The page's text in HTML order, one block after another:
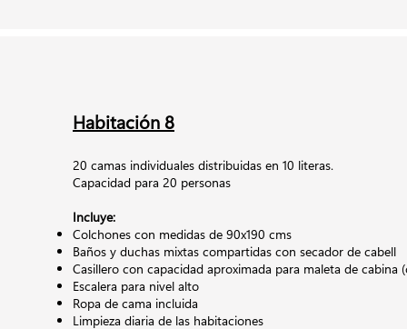
Habitación 8
20 camas individuales distribuidas en 10 literas.
Capacidad para 20 personas
Incluye:
Colchones con medidas de 90x190 cms
Baños y duchas mixtas compartidas con secador de cabell
Casillero con capacidad aproximada para maleta de cabina
Escalera para nivel alto
Ropa de cama incluida
Limpieza diaria de las habitaciones